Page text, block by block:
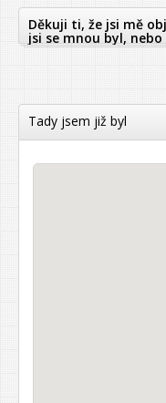
Děkuji ti, že jsi mě
jsi se mnou byl,
Tady jsem již byl